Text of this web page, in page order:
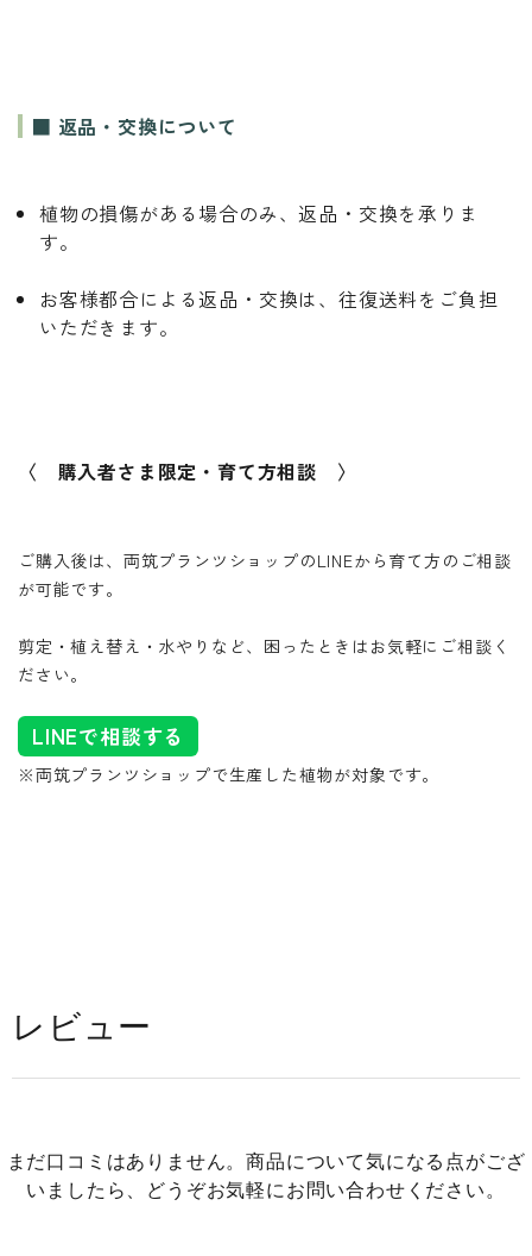
■ 返品・交換について
植物の損傷がある場合のみ、返品・交換を承りま
す。
お客様都合による返品・交換は、往復送料をご負担
いただきます。
〈 購入者さま限定・育て方相談 〉
ご購入後は、両筑プランツショップのLINEから育て方のご相談
が可能です。
剪定・植え替え・水やりなど、困ったときはお気軽にご相談く
ださい。
LINEで相談する
※両筑プランツショップで生産した植物が対象です。
レビュー
まだ口コミはありません。商品について気になる点がござ
いましたら、どうぞお気軽にお問い合わせください。